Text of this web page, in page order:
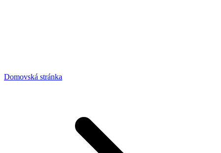
Domovská stránka